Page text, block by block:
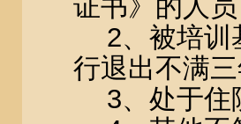
证书》的人
2、被培
行退出不满
3、处于